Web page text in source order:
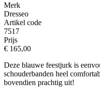
Merk
Dresseo
Artikel code
7517
Prijs
€ 165,00
Deze blauwe feestjurk is
schouderbanden heel
bovendien prachtig uit!